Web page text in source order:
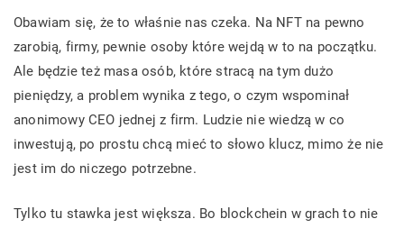
Obawiam się, że to właśnie nas czeka. Na NFT na pewno
zarobią, firmy, pewnie osoby które wejdą w to na początku.
Ale będzie też masa osób, które stracą na tym dużo
pieniędzy, a problem wynika z tego, o czym wspominał
anonimowy CEO jednej z firm. Ludzie nie wiedzą w co
inwestują, po prostu chcą mieć to słowo klucz, mimo że nie
jest im do niczego potrzebne.
Tylko tu stawka jest większa. Bo blockchein w grach to nie